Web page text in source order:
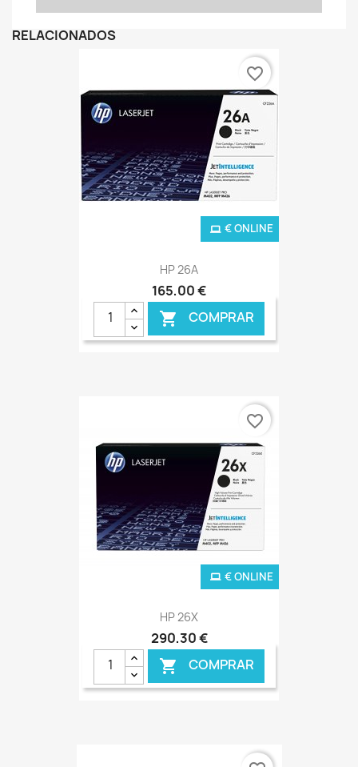
RELACIONADOS
HP 26A
165,00 €
 COMPRAR
€ ONLINE
favorite_border
HP 26X
290,30 €
 COMPRAR
€ ONLINE
favorite_border